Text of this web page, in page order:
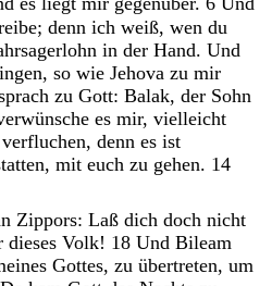
; denn ich weiß, wen du
in der Hand. Und
, so wie Jehova zu mir
zu Gott: Balak, der Sohn
es mir, vielleicht
verfluchen, denn es ist
, mit euch zu gehen. 14
Zippors: Laß dich doch nicht
dieses Volk! 18 Und Bileam
Gottes, zu übertreten, um